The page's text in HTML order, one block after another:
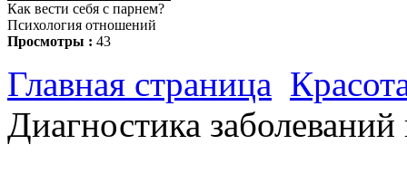
Как вести себя с парнем?
Психология отношений
Просмотры : 43
Главная страница
Диагностика